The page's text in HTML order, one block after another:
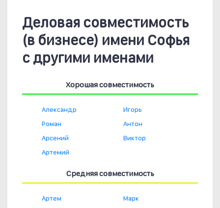
Деловая совместимость
(в бизнесе) имени Софья
с другими именами
Хорошая совместимость
Александр
Роман
Арсений
Артемий
Игорь
Антон
Виктор
Средняя совместимость
Артем
Марк